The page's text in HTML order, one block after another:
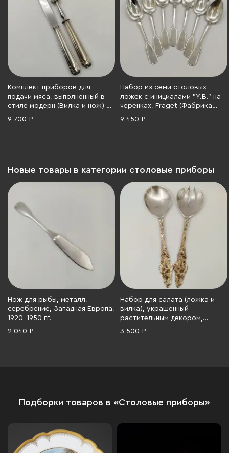
Комплект приборов для
подачи мяса, выполненный в
стиле модерн (Вилка и нож) в
коробке, Regent Inox, металл,
9 700 ₽
Набор из семи столовых
ложек с инициалами "Y.B." на
черенках, Fraget (Фабрика
серебряных и плакированных
9 450 ₽
Новые товары в категории столовые приборы
Нож для рыбы, металл,
серебрение, Западная Европа,
1920-1950 гг.
2 040 ₽
Набор для салата (ложка и
вилка), украшенный
растительным декором,
металл, серебрение, Азия,
3 500 ₽
Подборки товаров в «Столовые приборы»